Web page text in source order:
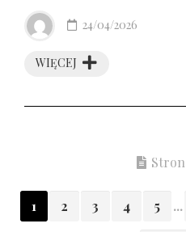
WIĘCEJ
24/04/2026
1 2 3 4 5 ...